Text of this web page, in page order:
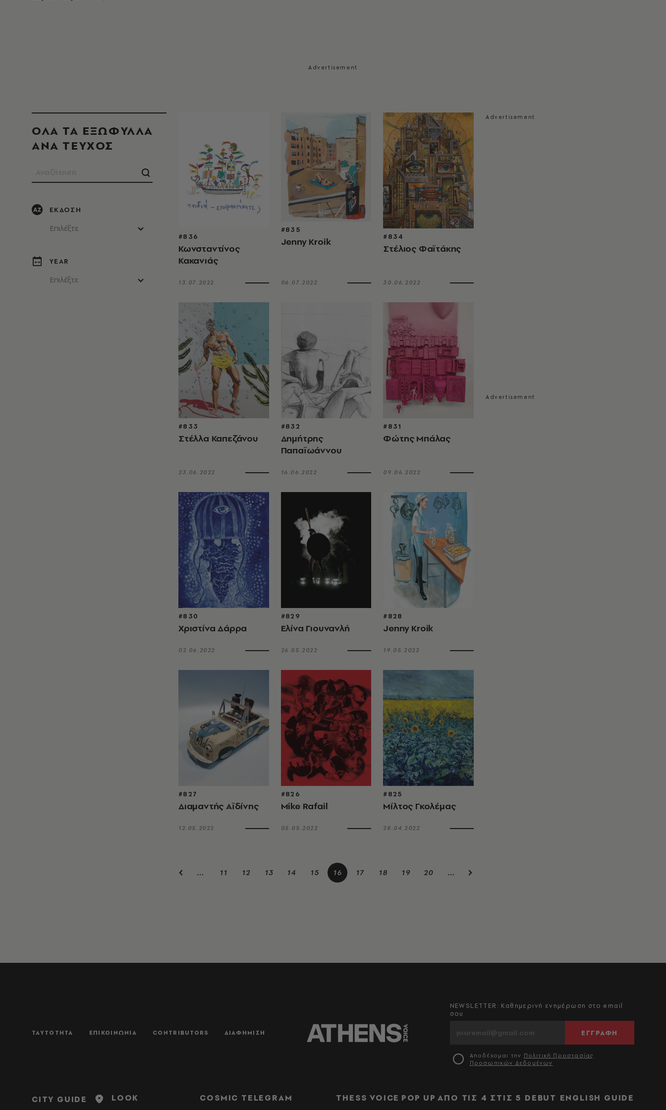
ΟΛΑ ΤΑ ΕΞΩΦΥΛΛΑ
ΑΝΑ ΤΕΥΧΟΣ
ΈΚΔΟΣΗ
Επιλέξτε
YEAR
Επιλέξτε
#836
Κωνσταντίνος
Κακανιάς
13.07.2022
#835
Jenny Kroik
06.07.2022
#834
Στέλιος Φαϊτάκης
30.06.2022
#833
Στέλλα Καπεζάνου
23.06.2022
#832
Δημήτρης
Παπαϊωάννου
16.06.2022
#831
Φώτης Μπάλας
09.06.2022
#830
Χριστίνα Δάρρα
02.06.2022
#829
Ελίνα Γιουνανλή
26.05.2022
#828
Jenny Kroik
19.05.2022
#827
Διαμαντής Αϊδίνης
12.05.2022
#826
Mike Rafail
05.05.2022
#825
Μίλτος Γκολέμας
28.04.2022
… 11 12 13 14 15 16 17 18 19 20 …
ΤΑΥΤΟΤΗΤΑ ΕΠΙΚΟΙΝΩΝΙΑ CONTRIBUTORS ΔΙΑΦΗΜΙΣΗ
NEWSLETTER: Καθημερινή ενημέρωση στο email
σου
ΕΓΓΡΑΦΗ
Αποδέχομαι την Πολιτική Προστασίας
Προσωπικών Δεδομένων
CITY GUIDE LOOK COSMIC TELEGRAM THESS VOICE POP UP ΑΠΟ ΤΙΣ 4 ΣΤΙΣ 5 DEBUT ENGLISH GUIDE